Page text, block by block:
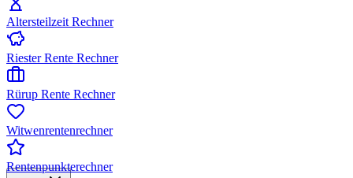
Altersteilzeit Rechner
Riester Rente Rechner
Rürup Rente Rechner
Witwenrentenrechner
Rentenpunkterechner